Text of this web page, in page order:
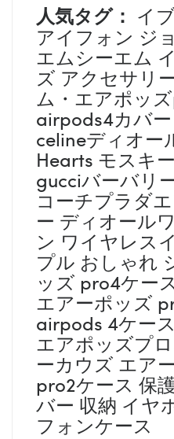
人気タグ： イ
アイフォン ジ
エムシーエム
ズ アクセサリ
ム・エアポッ
airpods4カバ
celineディオー
Hearts モスキ
gucciバーバリ
コーチプラダ
ー ディオール
ン ワイヤレス
プル おしゃれ
ッズ pro4ケー
エアーポッズ
airpods 4ケー
エアポッズプ
ーカウズ エア
pro2ケース 保
バー 収納 イヤ
フォンケース